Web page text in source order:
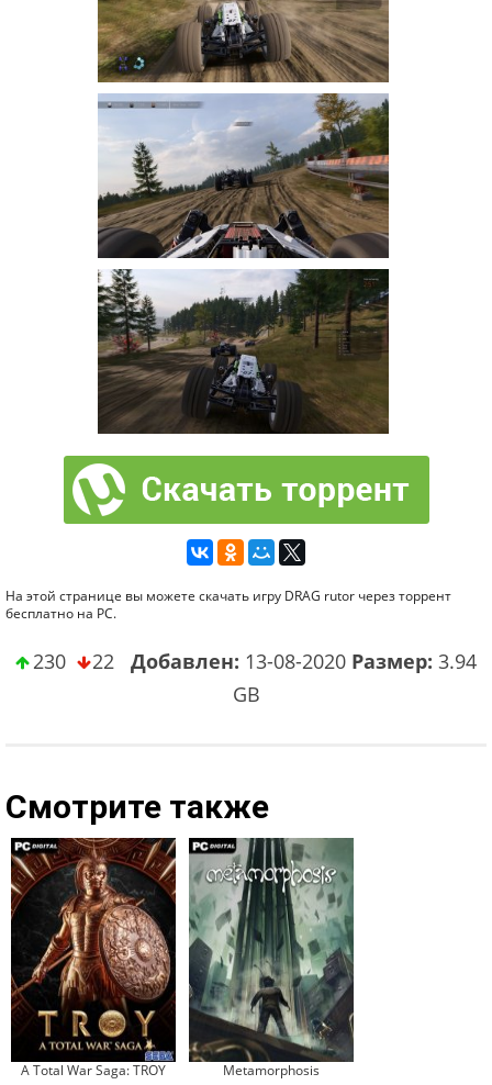
На этой странице вы можете скачать игру DRAG rutor через торрент
бесплатно на PC.
230 22 Добавлен: 13-08-2020 Размер: 3.94
GB
Смотрите также
A Total War Saga: TROY Metamorphosis